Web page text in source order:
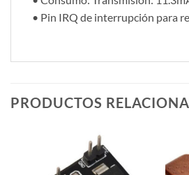
• Pin IRQ de interrupción para
PRODUCTOS